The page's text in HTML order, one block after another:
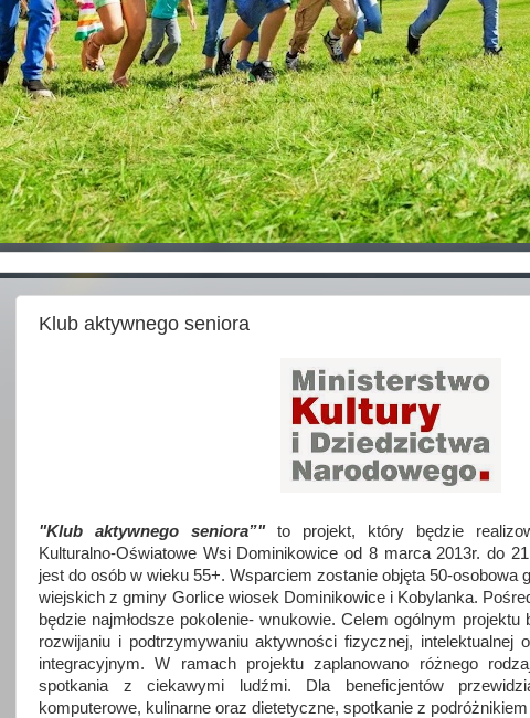
Klub aktywnego seniora
"Klub aktywnego seniora”"to projekt, który będzie
Kulturalno-Oświatowe Wsi Dominikowice od 8 marca 2013r. do
jest do osób w wieku 55+. Wsparciem zostanie objęta 50-osobowa
wiejskich z gminy Gorlice wiosek Dominikowice i Kobylanka.
będzie najmłodsze pokolenie- wnukowie. Celem ogólnym
rozwijaniu i podtrzymywaniu aktywności fizycznej, intelektualnej
integracyjnym. W ramach projektu zaplanowano różnego
spotkania z ciekawymi ludźmi. Dla beneficjentów
komputerowe, kulinarne oraz dietetyczne, spotkanie z